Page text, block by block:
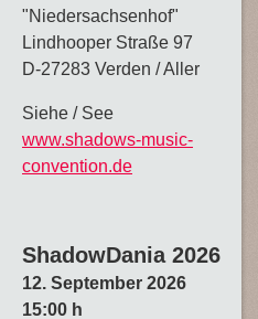
"Niedersachsenhof"
Lindhooper Straße 97
D-27283 Verden / Aller
Siehe / See
www.shadows-music-
convention.de
ShadowDania 2026
12. September 2026
15:00 h